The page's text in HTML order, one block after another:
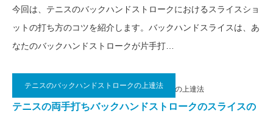
今回は、テニスのバックハンドストロークにおけるスライスショ
ットの打ち方のコツを紹介します。バックハンドスライスは、あ
なたのバックハンドストロークが片手打…
テニスのバックハンドストロークの上達法
2021.05.22 テニスのバックハンドストロークの上達法
テニスの両手打ちバックハンドストロークのスライスの